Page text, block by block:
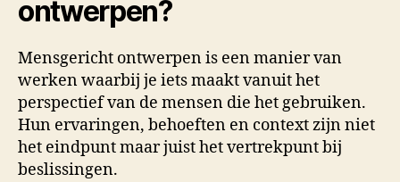
ontwerpen?
Mensgericht ontwerpen is een manier van
werken waarbij je iets maakt vanuit het
perspectief van de mensen die het gebruiken.
Hun ervaringen, behoeften en context zijn niet
het eindpunt maar juist het vertrekpunt bij
beslissingen.